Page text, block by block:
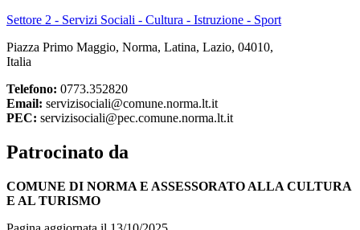
Settore 2 - Servizi Sociali - Cultura - Istruzione - Sport
Piazza Primo Maggio, Norma, Latina, Lazio, 04010,
Italia
Telefono: 0773.352820
Email: servizisociali@comune.norma.lt.it
PEC: servizisociali@pec.comune.norma.lt.it
Patrocinato da
COMUNE DI NORMA E ASSESSORATO ALLA CULTURA
E AL TURISMO